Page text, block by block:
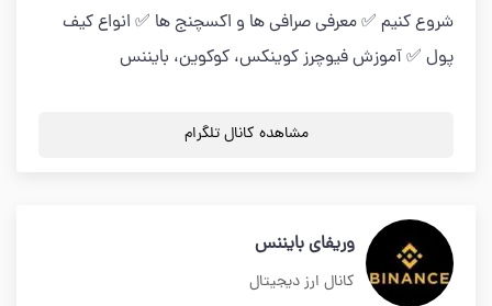
شروع کنیم ✅ معرفی صرافی ها و اکسچنج ها ✅ انواع کیف
پول ✅ آموزش فیوچرز کوینکس، کوکوین، بایننس
مشاهده کانال تلگرام
وریفای بایننس
کانال ارز دیجیتال